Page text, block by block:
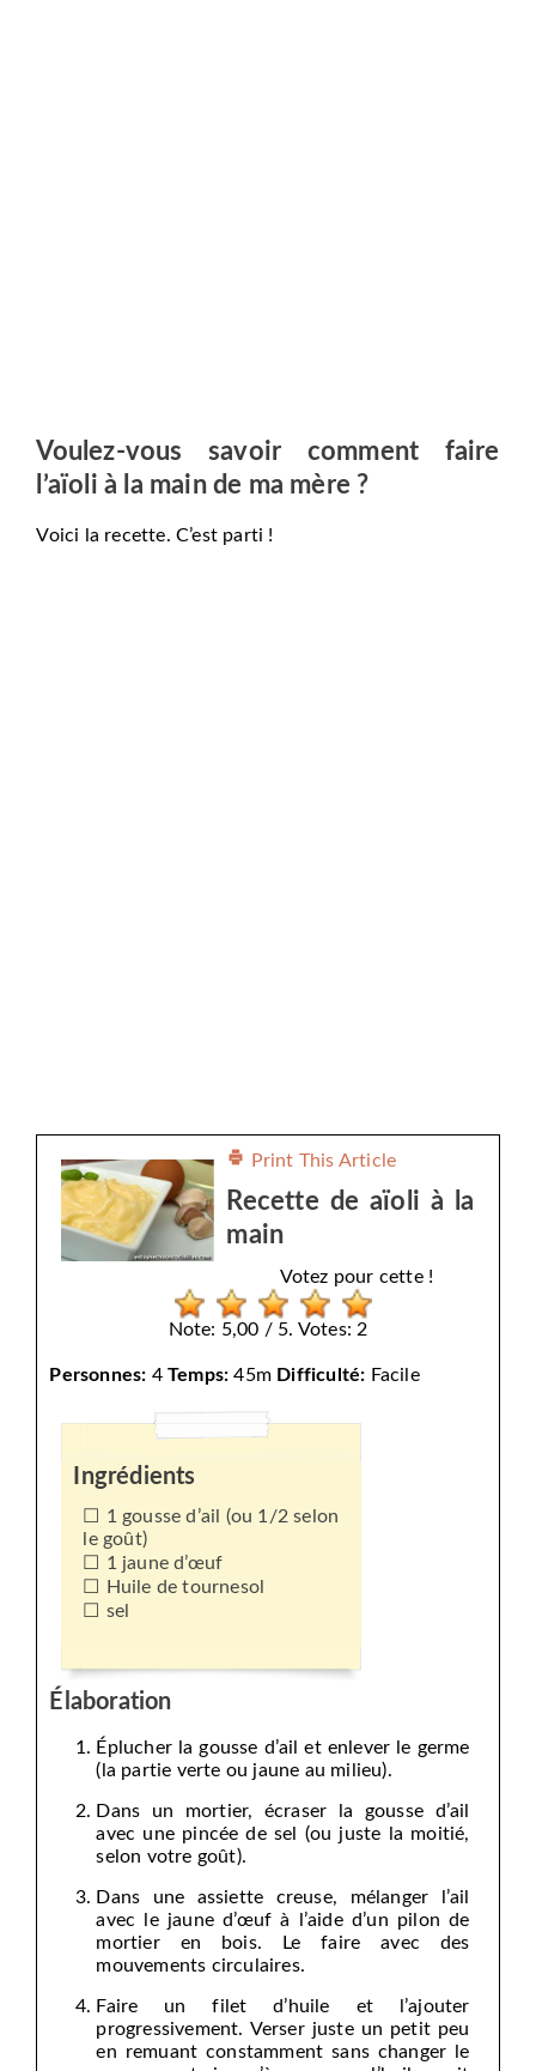
Voulez-vous savoir comment faire
l’aïoli à la main de ma mère ?
Voici la recette. C’est parti !
Print This Article
Recette de aïoli à la
main
Votez pour cette !
Note: 5,00 / 5. Votes: 2
Personnes: 4 Temps: 45m Difficulté: Facile
Ingrédients
1 gousse d’ail (ou 1/2 selon
le goût)
1 jaune d’œuf
Huile de tournesol
sel
Élaboration
Éplucher la gousse d’ail et enlever le germe
(la partie verte ou jaune au milieu).
Dans un mortier, écraser la gousse d’ail
avec une pincée de sel (ou juste la moitié,
selon votre goût).
Dans une assiette creuse, mélanger l’ail
avec le jaune d’œuf à l’aide d’un pilon de
mortier en bois. Le faire avec des
mouvements circulaires.
Faire un filet d’huile et l’ajouter
progressivement. Verser juste un petit peu
en remuant constamment sans changer le